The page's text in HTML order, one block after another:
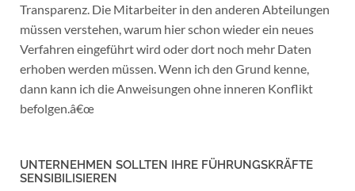
Transparenz. Die Mitarbeiter in den anderen Abteilungen
müssen verstehen, warum hier schon wieder ein neues
Verfahren eingeführt wird oder dort noch mehr Daten
erhoben werden müssen. Wenn ich den Grund kenne,
dann kann ich die Anweisungen ohne inneren Konflikt
befolgen.â€œ
UNTERNEHMEN SOLLTEN IHRE FÜHRUNGSKRÄFTE
SENSIBILISIEREN